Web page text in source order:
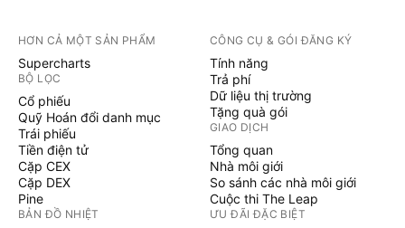
HƠN CẢ MỘT SẢN PHẨM
Supercharts
BỘ LỌC
Cổ phiếu
Quỹ Hoán đổi danh mục
Trái phiếu
Tiền điện tử
Cặp CEX
Cặp DEX
Pine
BẢN ĐỒ NHIỆT
CÔNG CỤ & GÓI ĐĂNG KÝ
Tính năng
Trả phí
Dữ liệu thị trường
Tặng quà gói
GIAO DỊCH
Tổng quan
Nhà môi giới
So sánh các nhà môi giới
Cuộc thi The Leap
ƯU ĐÃI ĐẶC BIỆT